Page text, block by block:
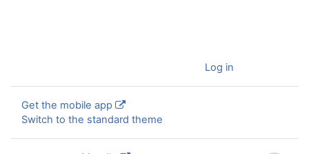
Log in
Get the mobile app
Switch to the standard theme